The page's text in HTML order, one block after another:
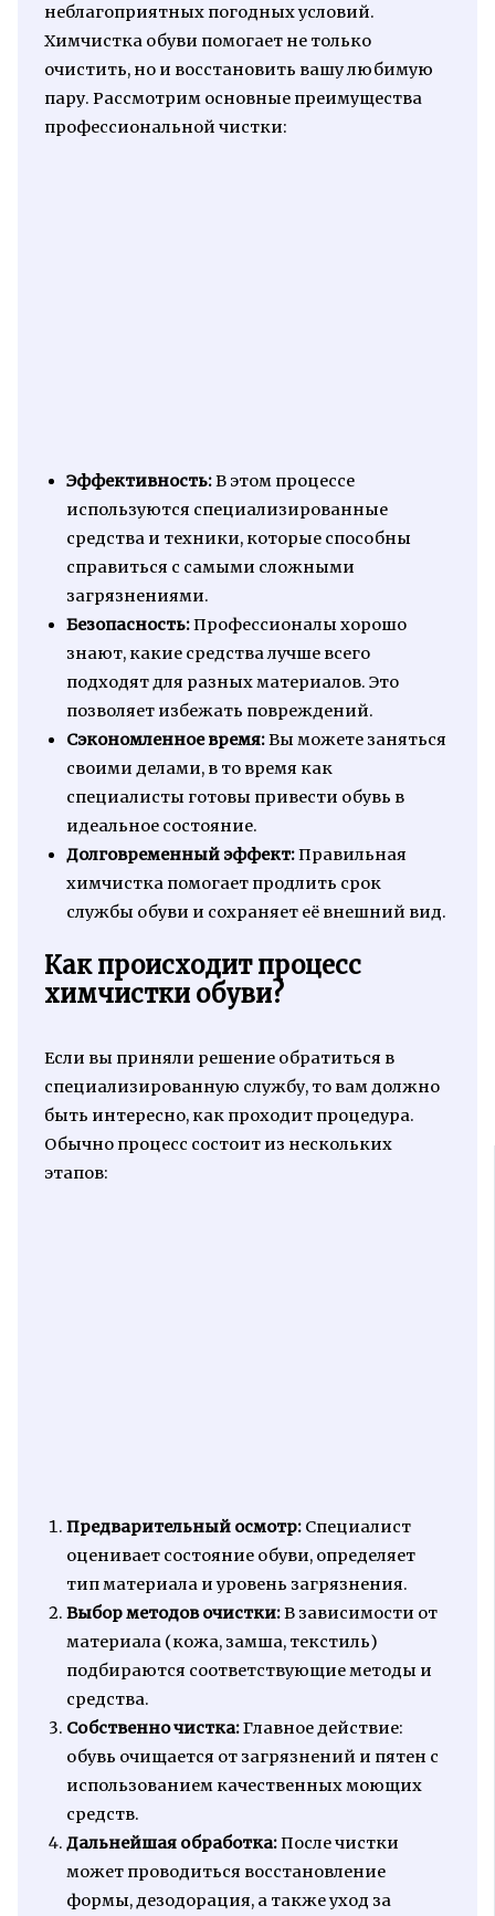
неблагоприятных погодных условий.
Химчистка обуви помогает не только
очистить, но и восстановить вашу любимую
пару. Рассмотрим основные преимущества
профессиональной чистки:
Эффективность:В этом процессе
используются специализированные
средства и техники, которые способны
справиться с самыми сложными
загрязнениями.
Безопасность:Профессионалы хорошо
знают, какие средства лучше всего
подходят для разных материалов. Это
позволяет избежать повреждений.
Сэкономленное время:Вы можете заняться
своими делами, в то время как
специалисты готовы привести обувь в
идеальное состояние.
Долговременный эффект:Правильная
химчистка помогает продлить срок
службы обуви и сохраняет её внешний вид.
Как происходит процесс
химчистки обуви?
Если вы приняли решение обратиться в
специализированную службу, то вам должно
быть интересно, как проходит процедура.
Обычно процесс состоит из нескольких
этапов:
Предварительный осмотр:Специалист
оценивает состояние обуви, определяет
тип материала и уровень загрязнения.
Выбор методов очистки:В зависимости от
материала (кожа, замша, текстиль)
подбираются соответствующие методы и
средства.
Собственно чистка:Главное действие:
обувь очищается от загрязнений и пятен с
использованием качественных моющих
средств.
Дальнейшая обработка:После чистки
может проводиться восстановление
формы, дезодорация, а также уход за